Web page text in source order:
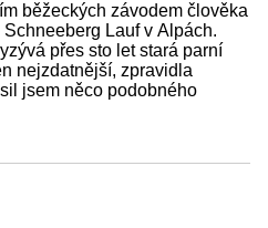
běžeckých závodem člověka
Schneeberg Lauf v Alpách.
přes sto let stará parní
nejzdatnější, zpravidla
jsem něco podobného